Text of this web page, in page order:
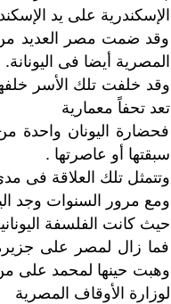
الإسكندرية على يد
وقد ضمت مصر العديد من
المصرية أيضا فى اليونانة.
وقد خلفت تلك الأسر
تعد تحفاً معمارية
فحضارة اليونان واحدة
سبقتها أو عاصرتها .
وتتمثل تلك العلاقة فى
ومع مرور السنوات وجد
حيث كانت الفلسفة
فما زال لمصر على
وهبت حينها لمحمد على من
لوزارة الأوقاف المصرية